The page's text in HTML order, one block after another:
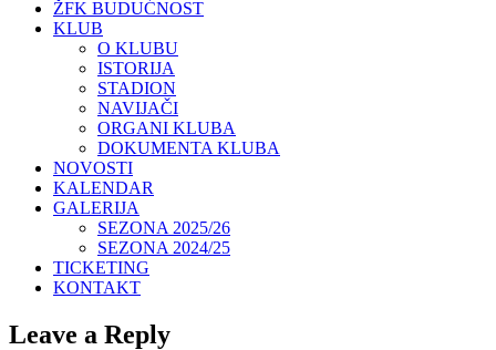
ŽFK BUDUĆNOST
KLUB
O KLUBU
ISTORIJA
STADION
NAVIJAČI
ORGANI KLUBA
DOKUMENTA KLUBA
NOVOSTI
KALENDAR
GALERIJA
SEZONA 2025/26
SEZONA 2024/25
TICKETING
KONTAKT
Leave a Reply